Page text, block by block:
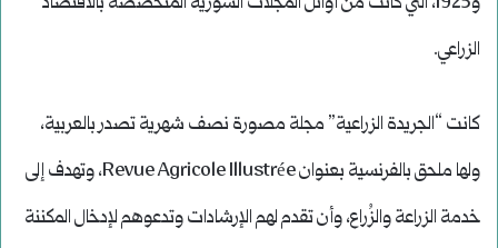
الزراعي.
كانت “الجريدة الزراعية” مجلة مصورة نصف شهرية تصدر بالعربية،
ولها ملحق بالفرنسية بعنوان Revue Agricole Illustrée، وتهدف إلى
خدمة الزراعة والزُراع، وأن تقدم لهم الإرشادات وتدعوهم لإدخال المكننة